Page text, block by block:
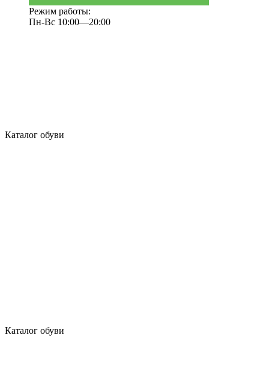
Режим работы:
Пн-Вс 10:00—20:00
Каталог обуви
Каталог обуви